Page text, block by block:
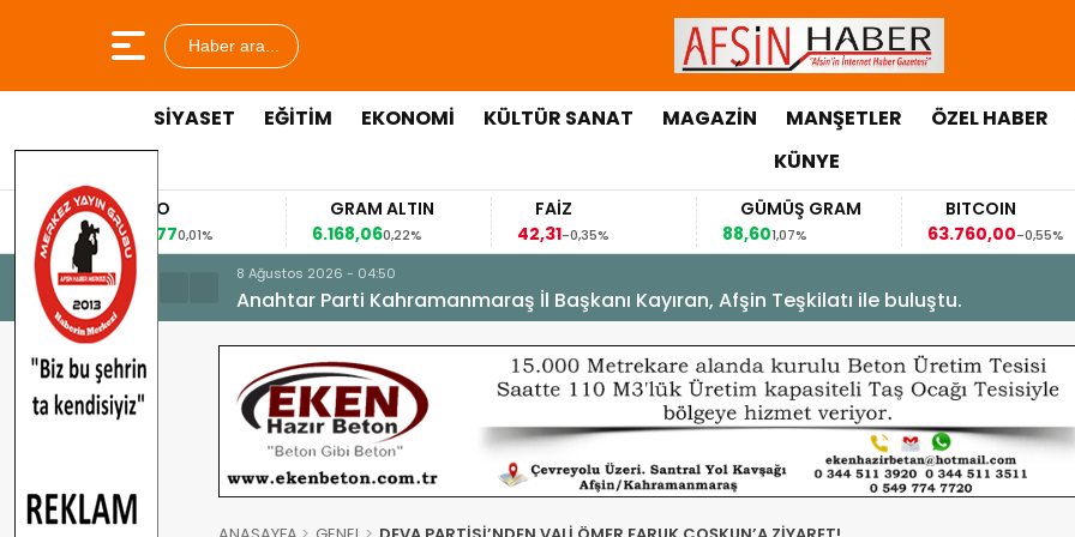
Haber ara...
SİYASET EĞİTİM EKONOMİ KÜLTÜR SANAT MAGAZİN MANŞETLER ÖZEL HABER
KÜNYE
EURO
53,84770,01%
GRAM ALTIN
6.168,060,22%
FAİZ
42,31-0,35%
GÜMÜŞ GRAM
88,601,07%
BITCOIN
63.760,00-0,55%
8 Ağustos 2026 - 04:50
Anahtar Parti Kahramanmaraş İl Başkanı Kayıran, Afşin Teşkilatı ile buluştu.